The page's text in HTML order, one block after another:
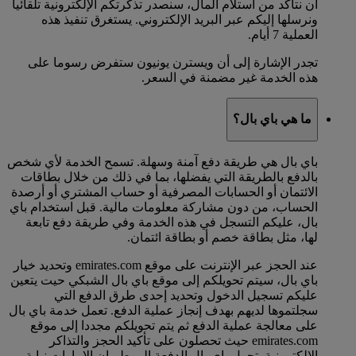
أن نتأكد من استلام المال، سنصدر تذكرتكم الإلكترونية تلقائيا
ونرسلها إليكم عبر البريد الإلكتروني. يستغرق تنفيذ هذه
العملية 7 أيام.
تجدر الإشارة إلى أن ويسترن يونيون ستفرض رسوما على
هذه الخدمة غير مضمنة في السعر.
ما هي باي بال؟
باي بال هي طريقة دفع آمنة وسهلة. تسمح الخدمة لأي شخص
بالدفع بالطريقة التي يفضلها، بما في ذلك من خلال بطاقات
الائتمان أو الحسابات المصرفية أو حساب المشتري أو أرصدة
الحساب، من دون مشاركة معلومات مالية. قبل استخدام باي
بال، عليكم التسجل في هذه الخدمة وفي طريقة دفع تابعة
لها، مثل بطاقة خصم أو بطاقة ائتمان.
عند الحجز عبر الإنترنت على موقع emirates.com وتحديد خيار
باي بال، سيتم تحويلكم إلى موقع باي بال الشبكي حيت يتعين
عليكم تسجيل الدخول وتحديد إحدى طرق الدفع التي
سجلتموها لديهم بهدف إنجاز عملية الدفع. تعمل خدمة باي بال
على معالجة عملية الدفع ثم يتم تحويلكم مجددا إلى موقع
emirates.com حيث تحصلون على تأكيد الحجز والتذاكر